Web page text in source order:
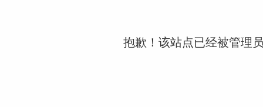
抱歉！该站点已经被管理